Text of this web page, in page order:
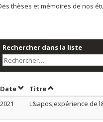
thèses et mémoires de nos
Rechercher dans la liste
DateTrier par date en ordre
TitreTrier par titre
2021
L&apos;expérience de